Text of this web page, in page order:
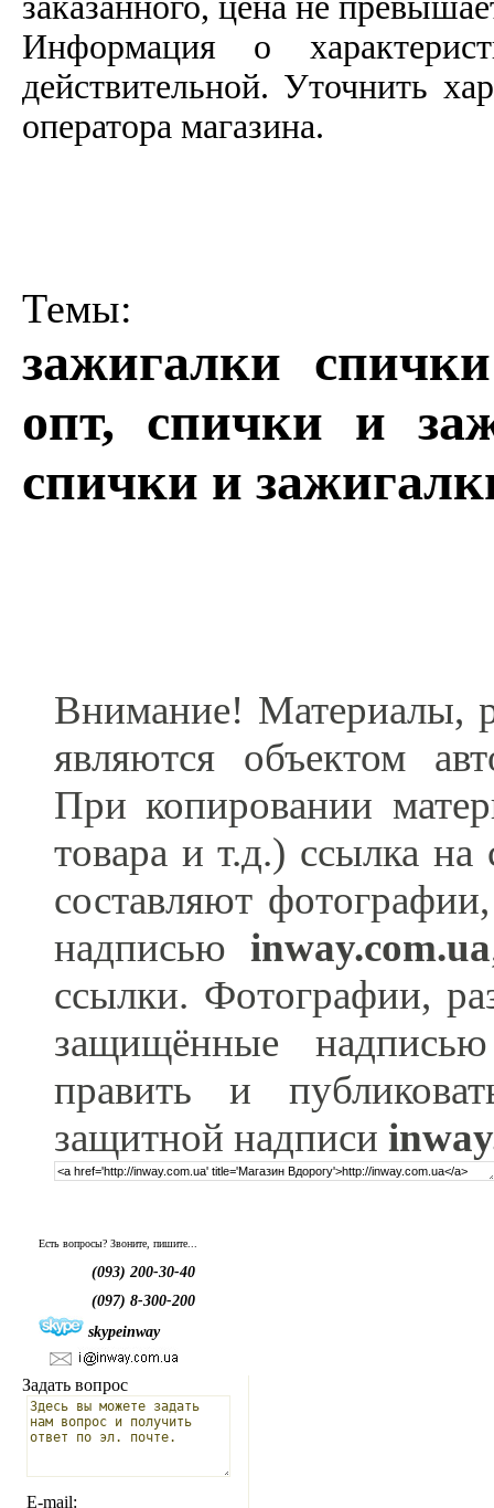
Информация о
действительной. Уточнить
оператора магазина.
Темы:
зажигалки
опт, спички и
спички и
Внимание! Материалы,
являются объектом
При копировании
товара и т.д.) ссылка на
составляют
надписью inway.com.ua
ссылки. Фотографии,
защищённые
править и
защитной надписи
Есть вопросы? Звоните, пишите...
(093) 200-30-40
(097) 8-300-200
skypeinway
Задать вопрос
E-mail: